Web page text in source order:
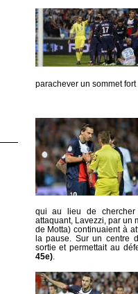
parachever un sommet fort
qui au lieu de chercher
attaquant, Lavezzi, par un
de Motta) continuaient à
la pause. Sur un centre
sortie et permettait au
45e).